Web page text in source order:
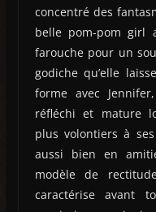
concentré des
belle pom-pom girl
farouche pour un
godiche qu’elle
forme avec
réfléchi et mature
plus volontiers à
aussi bien en
modèle de
caractérise avant